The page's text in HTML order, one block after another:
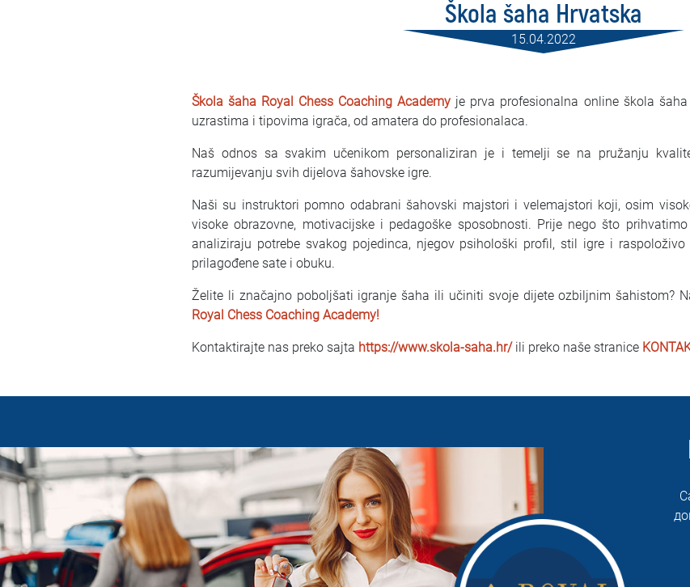
Škola šaha Hrvatska
15.04.2022
Škola šaha Royal Chess Coaching Academy je prva profesionalna online škola
uzrastima i tipovima igrača, od amatera do profesionalaca.
Naš odnos sa svakim učenikom personaliziran je i temelji se na pružanju
razumijevanju svih dijelova šahovske igre.
Naši su instruktori pomno odabrani šahovski majstori i velemajstori koji, osim
visoke obrazovne, motivacijske i pedagoške sposobnosti. Prije nego što
analiziraju potrebe svakog pojedinca, njegov psihološki profil, stil igre i
prilagođene sate i obuku.
Želite li značajno poboljšati igranje šaha ili učiniti svoje dijete ozbiljnim šahistom?
Royal Chess Coaching Academy!
Kontaktirajte nas preko sajta https://www.skola-saha.hr/ili preko naše stranice